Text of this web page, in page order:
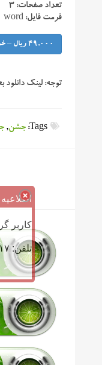
تعداد صفحات: ۳
فرمت فایل: word
49,000 ریال – خرید
توجه: لینک دانلود
Tags: جشن,
کاربر
تلفن: ۰۹۱۴۷۵۰۳۳۱۷ (تلگرام یا تماس)